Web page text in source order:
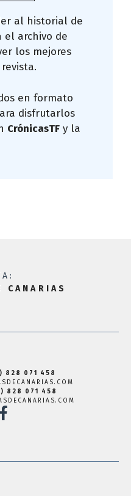
al historial de
el archivo de
los mejores
en formato
disfrutarlos
CrónicasTF y la
CANARIAS
828 071 458
828 071 458